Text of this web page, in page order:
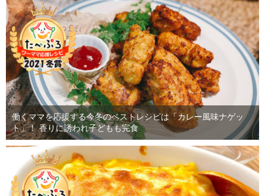
働くママを応援する今冬のベストレシピは「カレー風味ナゲッ
ト」！ 香りに誘われ子どもも完食